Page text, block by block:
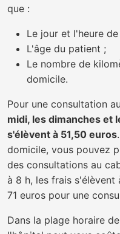
que :
Le jour et l'heure
L'âge du patient ;
Le nombre de
domicile.
Pour une consultation
midi, les dimanches et
s'élèvent à 51,50 euros
domicile, vous pouvez
des consultations au
à 8 h, les frais s'élèvent
71 euros pour une
Dans la plage horaire